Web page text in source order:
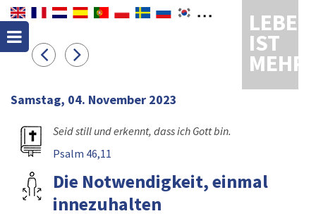
LEBEN
IST
MEHR
Samstag, 04. November 2023
Seid still und erkennt, dass ich Gott bin.
Psalm 46,11
Die Notwendigkeit, einmal
innezuhalten